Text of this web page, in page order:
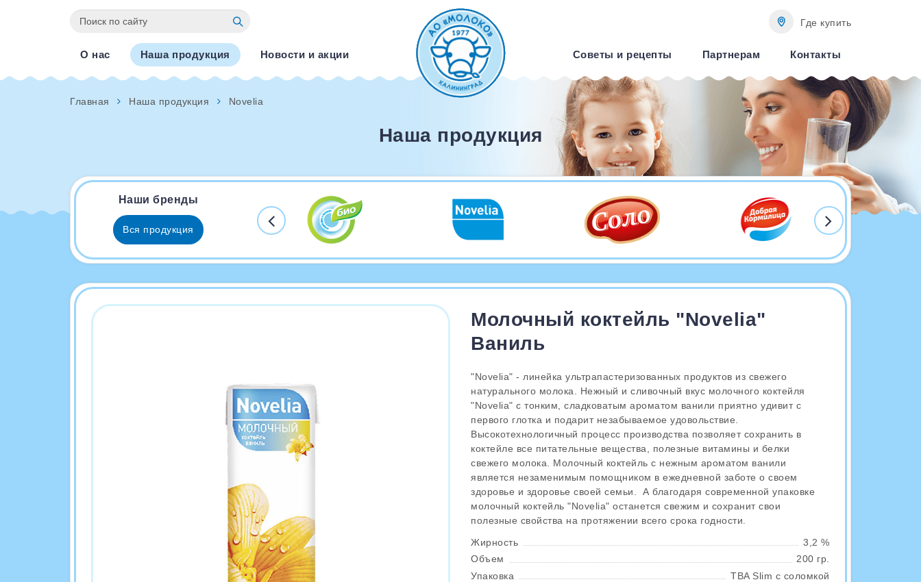
Где купить
О нас Наша продукция Новости и акции Контакты
Партнерам
Советы и рецепты
Главная Наша продукция Novelia
Наша продукция
Наши бренды
Вся продукция
Молочный коктейль "Novelia"
Ваниль
"Novelia" - линейка ультрапастеризованных продуктов из свежего
натурального молока. Нежный и сливочный вкус молочного коктейля
"Novelia" с тонким, сладковатым ароматом ванили приятно удивит с
первого глотка и подарит незабываемое удовольствие.
Высокотехнологичный процесс производства позволяет сохранить в
коктейле все питательные вещества, полезные витамины и белки
свежего молока. Молочный коктейль с нежным ароматом ванили
является незаменимым помощником в ежедневной заботе о своем
здоровье и здоровье своей семьи. А благодаря современной упаковке
молочный коктейль "Novelia" останется свежим и сохранит свои
полезные свойства на протяжении всего срока годности.
Жирность
3,2 %
Объем
200 гр.
Упаковка
TBA Slim с соломкой